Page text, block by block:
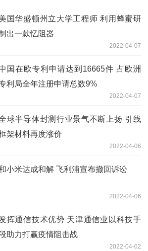
国华盛顿州立大学工程师 利用蜂蜜研
出一款忆阻器
2022-04-07
国在欧专利申请达到16665件 占欧洲
利局全年注册申请总数9%
2022-04-07
球半导体封测行业景气不断上扬 引线
架材料再度涨价
2022-04-06
小米达成和解 飞利浦宣布撤回诉讼
2022-04-06
挥通信技术优势 天津通信业以科技手
助力打赢疫情阻击战
2022-04-02